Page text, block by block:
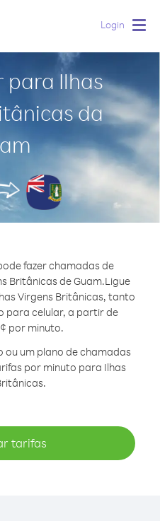
Login
para Ilhas
da
fazer chamadas de
Britânicas de Guam.Ligue
Virgens Britânicas, tanto
para celular, a partir de
por minuto.
um plano de chamadas
por minuto para Ilhas
tarifas